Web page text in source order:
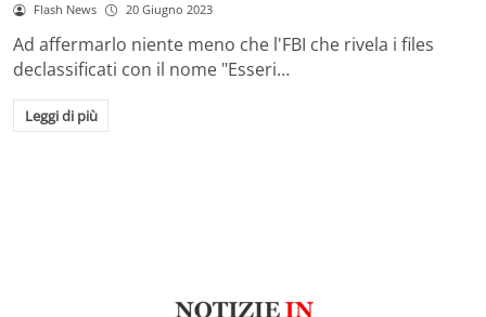
Flash News 20 Giugno 2023
Ad affermarlo niente meno che l'FBI che rivela i files
declassificati con il nome "Esseri…
Leggi di più